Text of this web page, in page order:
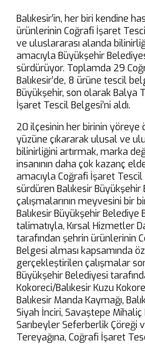
Balıkesir’in, her biri kendine
ürünlerinin Coğrafi İşaret
ve uluslararası alanda
amacıyla Büyükşehir
sürdürüyor. Toplamda 29
Balıkesir’de, 8 ürüne tescil
Büyükşehir, son olarak Balya
İşaret Tescil Belgesi’ni aldı.
20 ilçesinin her birinin yöreye
yüzüne çıkararak ulusal ve
bilinirliğini artırmak, marka
insanının daha çok kazanç
amacıyla Coğrafi İşaret Tescil
sürdüren Balıkesir Büyükşehir
çalışmalarının meyvesini bir
Balıkesir Büyükşehir Belediye
talimatıyla, Kırsal Hizmetler
tarafından şehrin ürünlerinin
Belgesi alması kapsamında
gerçekleştirilen çalışmalar
Büyükşehir Belediyesi
Kokoreci/Balıkesir Kuzu
Balıkesir Manda Kaymağı,
Siyah İnciri, Savaştepe
Sarıbeyler Seferberlik Çöreği
Tereyağına, Coğrafi İşaret